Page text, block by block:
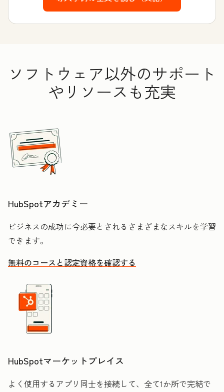
ソフトウェア以外のサポート
やリソースも充実
HubSpotアカデミー
ビジネスの成功に今必要とされるさまざまなスキルを学習
できます。
無料のコースと認定資格を確認する
HubSpotマーケットプレイス
よく使用するアプリ同士を接続して、全て1か所で完結で